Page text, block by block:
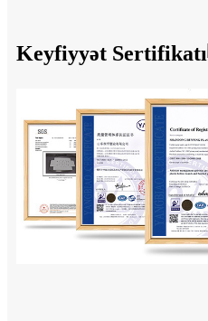
Keyfiyyət Sertifikatı